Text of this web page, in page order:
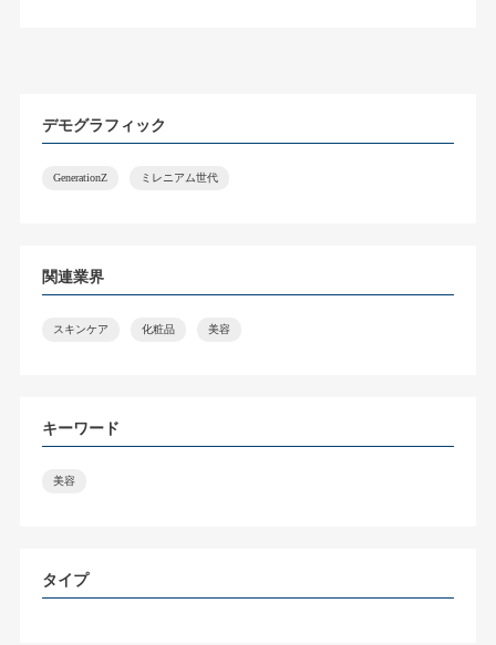
デモグラフィック
GenerationZ ミレニアム世代
関連業界
スキンケア 化粧品 美容
キーワード
美容
タイプ